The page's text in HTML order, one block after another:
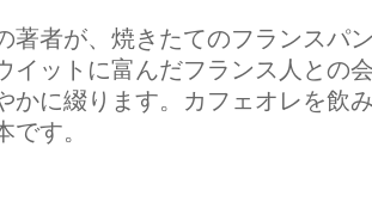
著者が、焼きたてのフランスパ
イットに富んだフランス人との
かに綴ります。カフェオレを飲
です。